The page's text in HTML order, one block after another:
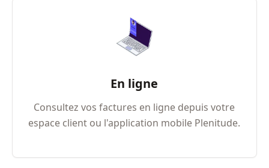
En ligne
Consultez vos factures en ligne depuis votre
espace client ou l'application mobile Plenitude.